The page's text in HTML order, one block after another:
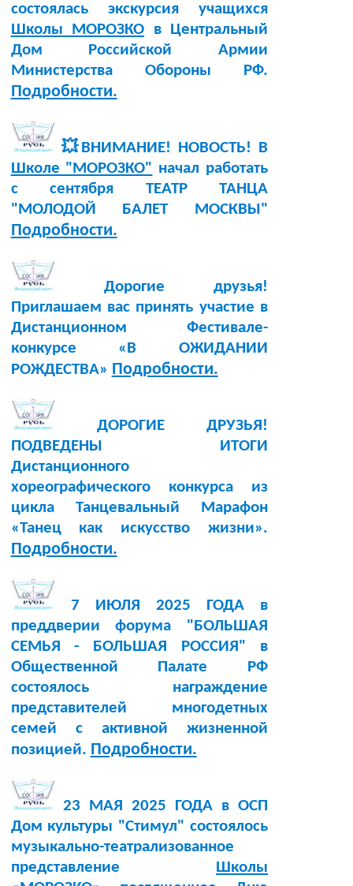
состоялась экскурсия учащихся
Школы МОРОЗКО в Центральный
Дом Российской Армии
Министерства Обороны РФ.
Подробности.
💥ВНИМАНИЕ! НОВОСТЬ! В
Школе "МОРОЗКО" начал работать
с сентября ТЕАТР ТАНЦА
"МОЛОДОЙ БАЛЕТ МОСКВЫ"
Подробности.
Дорогие друзья!
Приглашаем вас принять участие в
Дистанционном Фестивале-
конкурсе «В ОЖИДАНИИ
РОЖДЕСТВА» Подробности.
ДОРОГИЕ ДРУЗЬЯ!
ПОДВЕДЕНЫ ИТОГИ
Дистанционного
хореографического конкурса из
цикла Танцевальный Марафон
«Танец как искусство жизни».
Подробности.
7 ИЮЛЯ 2025 ГОДА в
преддверии форума "БОЛЬШАЯ
СЕМЬЯ - БОЛЬШАЯ РОССИЯ" в
Общественной Палате РФ
состоялось награждение
представителей многодетных
семей с активной жизненной
позицией. Подробности.
23 МАЯ 2025 ГОДА в ОСП
Дом культуры "Стимул" состоялось
музыкально-театрализованное
представление Школы